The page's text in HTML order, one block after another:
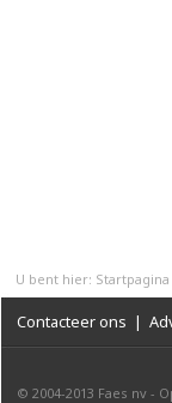
U bent hier: Startpagina
Contacteer ons |
© 2004-2013 Faes nv -